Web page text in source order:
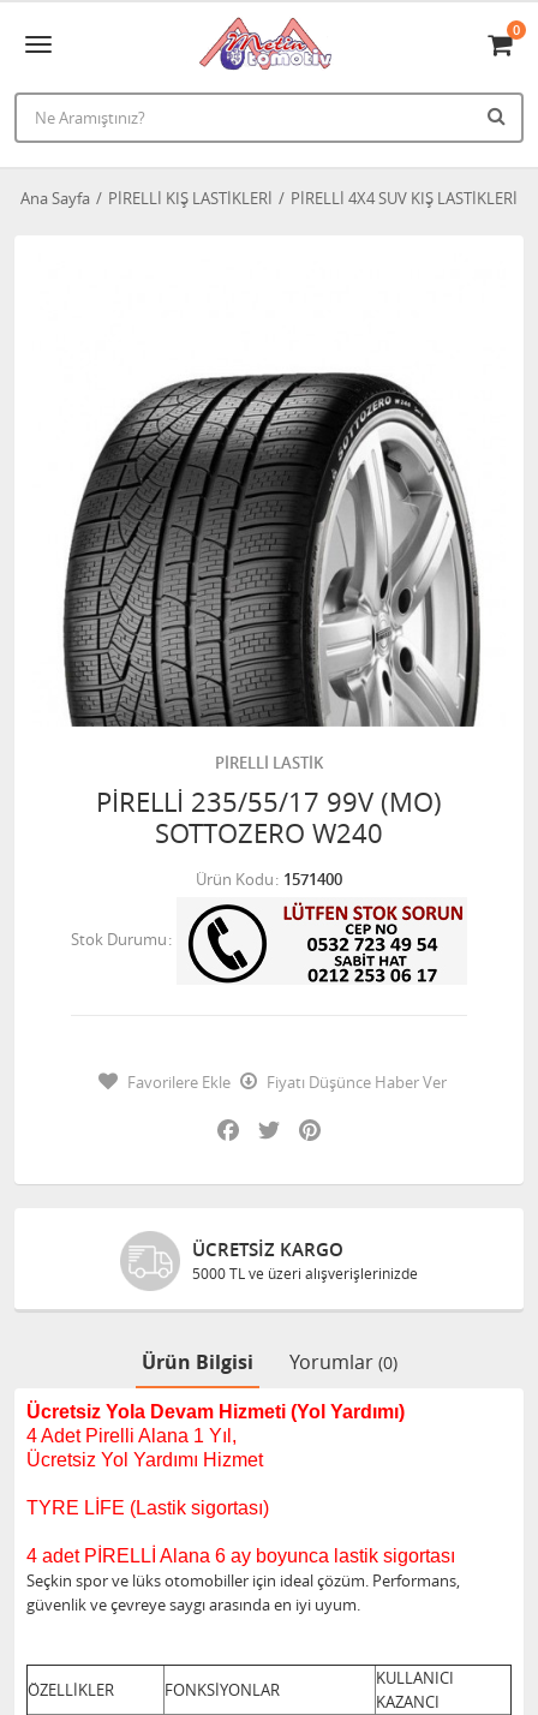
0
Ana Sayfa PİRELLİ KIŞ LASTİKLERİ PİRELLİ 4X4 SUV KIŞ LASTİKLERİ
PİRELLİ LASTİK
PİRELLİ 235/55/17 99V (MO)
SOTTOZERO W240
Ürün Kodu 1571400
Stok Durumu
Favorilere Ekle
Fiyatı Düşünce Haber Ver
Facebook
Twitter
ÜCRETSIZ KARGO
5000 TL ve üzeri alışverişlerinizde
Ürün Bilgisi Yorumlar (0)
Ücretsiz Yola Devam Hizmeti (Yol Yardımı)
4 Adet Pirelli Alana 1 Yıl,
Ücretsiz Yol Yardımı Hizmet
TYRE LİFE (Lastik sigortası)
4 adet PİRELLİ Alana 6 ay boyunca lastik sigortası
Seçkin spor ve lüks otomobiller için ideal çözüm. Performans,
güvenlik ve çevreye saygı arasında en iyi uyum.
ÖZELLİKLER FONKSİYONLAR
KULLANICI
KAZANCI